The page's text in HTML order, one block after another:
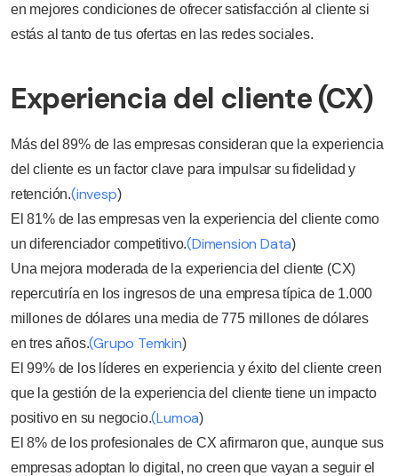
en mejores condiciones de ofrecer satisfacción al cliente si
estás al tanto de tus ofertas en las redes sociales.
Experiencia del cliente (CX)
Más del 89% de las empresas consideran que la experiencia
del cliente es un factor clave para impulsar su fidelidad y
retención.(invesp)
El 81% de las empresas ven la experiencia del cliente como
un diferenciador competitivo.(Dimension Data)
Una mejora moderada de la experiencia del cliente (CX)
repercutiría en los ingresos de una empresa típica de 1.000
millones de dólares una media de 775 millones de dólares
en tres años.(Grupo Temkin)
El 99% de los líderes en experiencia y éxito del cliente creen
que la gestión de la experiencia del cliente tiene un impacto
positivo en su negocio.(Lumoa)
El 8% de los profesionales de CX afirmaron que, aunque sus
empresas adoptan lo digital, no creen que vayan a seguir el